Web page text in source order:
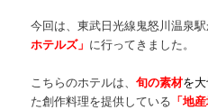
今回は、東武日光線鬼怒川温泉
ホテルズ」 に行ってきました。
こちらのホテルは、旬の素材を
た創作料理を提供している 「地